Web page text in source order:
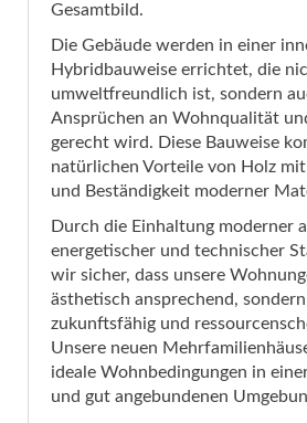
Gesamtbild.
Die Gebäude werden in einer
Hybridbauweise errichtet, die
umweltfreundlich ist, sondern
Ansprüchen an Wohnqualität
gerecht wird. Diese Bauweise
natürlichen Vorteile von Holz
und Beständigkeit moderner
Durch die Einhaltung moderner
energetischer und technischer
wir sicher, dass unsere
ästhetisch ansprechend,
zukunftsfähig und
Unsere neuen
ideale Wohnbedingungen in
und gut angebundenen